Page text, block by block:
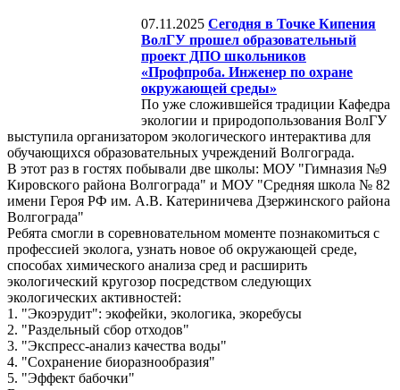
07.11.2025 Сегодня в Точке Кипения
ВолГУ прошел образовательный
проект ДПО школьников
«Профпроба. Инженер по охране
окружающей среды»
По уже сложившейся традиции Кафедра
экологии и природопользования ВолГУ
выступила организатором экологического интерактива для
обучающихся образовательных учреждений Волгограда.
В этот раз в гостях побывали две школы: МОУ "Гимназия №9
Кировского района Волгограда" и МОУ "Средняя школа № 82
имени Героя РФ им. А.В. Катериничева Дзержинского района
Волгограда"
Ребята смогли в соревновательном моменте познакомиться с
профессией эколога, узнать новое об окружающей среде,
способах химического анализа сред и расширить
экологический кругозор посредством следующих
экологических активностей:
1. "Экоэрудит": экофейки, экологика, экоребусы
2. "Раздельный сбор отходов"
3. "Экспресс-анализ качества воды"
4. "Сохранение биоразнообразия"
5. "Эффект бабочки"